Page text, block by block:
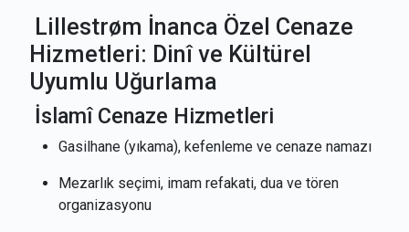
Lillestrøm İnanca Özel Cenaze
Hizmetleri: Dinî ve Kültürel
Uyumlu Uğurlama
İslamî Cenaze Hizmetleri
Gasilhane (yıkama), kefenleme ve cenaze namazı
Mezarlık seçimi, imam refakati, dua ve tören
organizasyonu